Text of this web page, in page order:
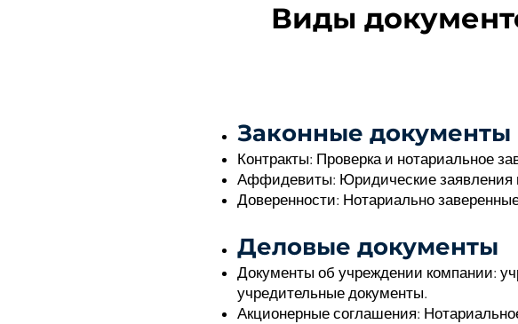
Виды
Законные документы
Контракты: Проверка и нотариальное
Аффидевиты: Юридические заявления
Доверенности: Нотариально
Деловые документы
Документы об учреждении компании:
учредительные документы.
Акционерные соглашения: